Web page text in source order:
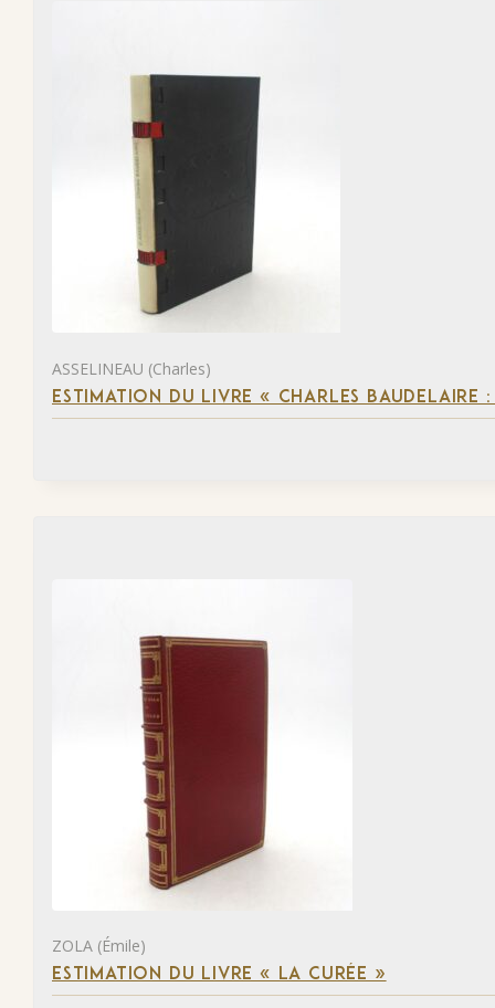
ASSELINEAU (Charles)
ESTIMATION DU LIVRE « CHARLES BAUDELAIRE
ZOLA (Émile)
ESTIMATION DU LIVRE « LA CURÉE »